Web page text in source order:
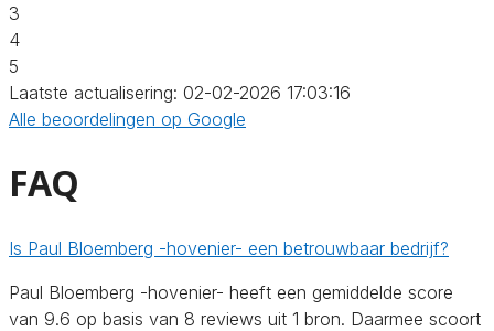
3
4
5
Laatste actualisering: 02-02-2026 17:03:16
Alle beoordelingen op Google
FAQ
Is Paul Bloemberg -hovenier- een betrouwbaar bedrijf?
Paul Bloemberg -hovenier- heeft een gemiddelde score
van 9.6 op basis van 8 reviews uit 1 bron. Daarmee scoort